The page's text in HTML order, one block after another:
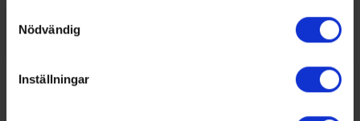
Nödvändig
Inställningar